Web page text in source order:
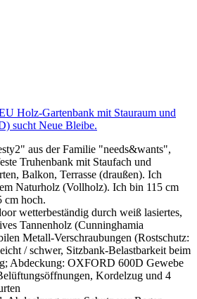
Holz-Gartenbank mit Stauraum und
sucht Neue Bleibe.
aus der Familie "needs&wants",
Truhenbank mit Staufach und
Balkon, Terrasse (draußen). Ich
Naturholz (Vollholz). Ich bin 115 cm
cm hoch.
wetterbeständig durch weiß lasiertes,
Tannenholz (Cunninghamia
Metall-Verschraubungen (Rostschutz:
/ schwer, Sitzbank-Belastbarkeit beim
Abdeckung: OXFORD 600D Gewebe
Kordelzug und 4